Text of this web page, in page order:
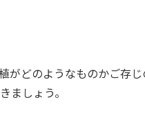
がどのようなものかご存
ましょう。